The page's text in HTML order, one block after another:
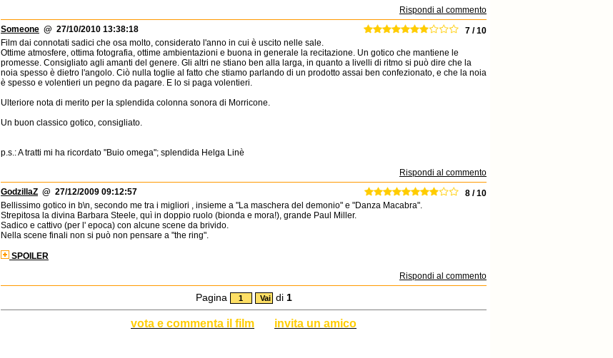
Rispondi al commento
Someone @ 27/10/2010 13:38:18
7 / 10
Film dai connotati sadici che osa molto, considerato l'anno in cui è uscito nelle sale.
Ottime atmosfere, ottima fotografia, ottime ambientazioni e buona in generale la recitazione. Un gotico che mantiene le
promesse. Consigliato agli amanti del genere. Gli altri ne stiano ben alla larga, in quanto a livelli di ritmo si può dire che la
noia spesso è dietro l'angolo. Ciò nulla toglie al fatto che stiamo parlando di un prodotto assai ben confezionato, e che la noia
è spesso e volentieri un pegno da pagare. E lo si paga volentieri.
Ulteriore nota di merito per la splendida colonna sonora di Morricone.
Un buon classico gotico, consigliato.
p.s.: A tratti mi ha ricordato "Buio omega"; splendida Helga Linè
Rispondi al commento
GodzillaZ @ 27/12/2009 09:12:57
8 / 10
Bellissimo gotico in b\n, secondo me tra i migliori , insieme a "La maschera del demonio" e "Danza Macabra".
Strepitosa la divina Barbara Steele, quì in doppio ruolo (bionda e mora!), grande Paul Miller.
Sadico e cattivo (per l' epoca) con alcune scene da brivido.
Nella scene finali non si può non pensare a "the ring".
SPOILER
Rispondi al commento
Pagina di 1
vota e commenta il film invita un amico